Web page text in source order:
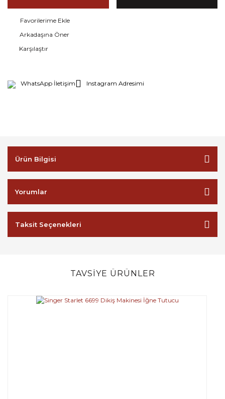
Arkadaşına Öner
Karşılaştır
WhatsApp İletişim Instagram Adresimi
Ürün Bilgisi
Yorumlar
Taksit Seçenekleri
TAVSİYE ÜRÜNLER